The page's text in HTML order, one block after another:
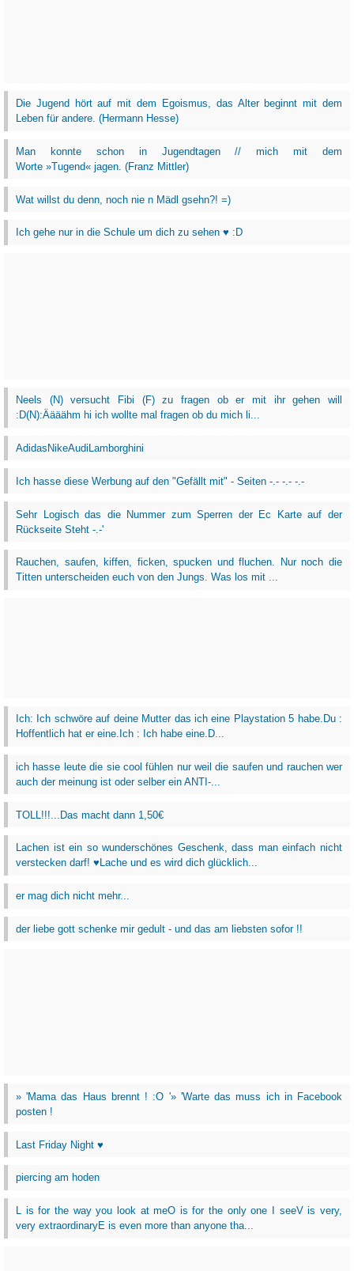
Die Jugend hört auf mit dem Egoismus, das Alter beginnt mit dem
Leben für andere. (Hermann Hesse)
Man konnte schon in Jugendtagen // mich mit dem
Worte »Tugend« jagen. (Franz Mittler)
Wat willst du denn, noch nie n Mädl gsehn?! =)
Ich gehe nur in die Schule um dich zu sehen ♥ :D
Neels (N) versucht Fibi (F) zu fragen ob er mit ihr gehen will
:D(N):Äääähm hi ich wollte mal fragen ob du mich li...
AdidasNikeAudiLamborghini
Ich hasse diese Werbung auf den "Gefällt mit" - Seiten -.- -.- -.-
Sehr Logisch das die Nummer zum Sperren der Ec Karte auf der
Rückseite Steht -.-'
Rauchen, saufen, kiffen, ficken, spucken und fluchen. Nur noch die
Titten unterscheiden euch von den Jungs. Was los mit ...
Ich: Ich schwöre auf deine Mutter das ich eine Playstation 5 habe.Du :
Hoffentlich hat er eine.Ich : Ich habe eine.D...
ich hasse leute die sie cool fühlen nur weil die saufen und rauchen wer
auch der meinung ist oder selber ein ANTI-...
TOLL!!!...Das macht dann 1,50€
Lachen ist ein so wunderschönes Geschenk, dass man einfach nicht
verstecken darf! ♥Lache und es wird dich glücklich...
er mag dich nicht mehr...
der liebe gott schenke mir gedult - und das am liebsten sofor !!
» 'Mama das Haus brennt ! :O '» 'Warte das muss ich in Facebook
posten !
Last Friday Night ♥
piercing am hoden
L is for the way you look at meO is for the only one I seeV is very,
very extraordinaryE is even more than anyone tha...